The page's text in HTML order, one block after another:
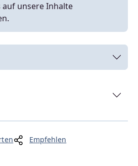
auf unsere Inhalte
Empfehlen